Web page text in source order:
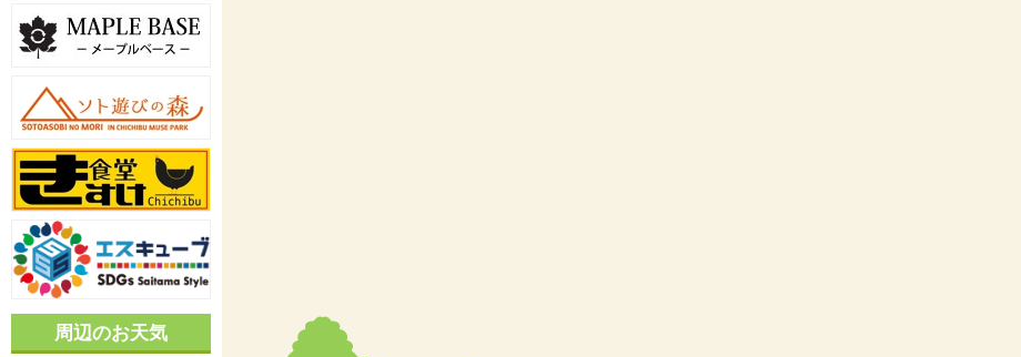
周辺のお天気